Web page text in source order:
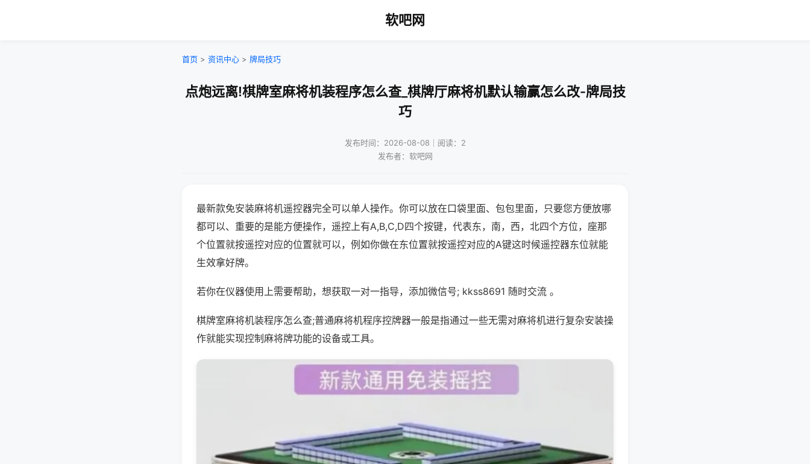
软吧网
首页 > 资讯中心 > 牌局技巧
点炮远离!棋牌室麻将机装程序怎么查_棋牌厅麻将机默认输赢怎么改-牌局技
巧
发布时间：2026-08-08｜阅读：2
发布者：软吧网
最新款免安装麻将机遥控器完全可以单人操作。你可以放在口袋里面、包包里面，只要您方便放哪
都可以、重要的是能方便操作，遥控上有A,B,C,D四个按键，代表东，南，西，北四个方位，座那
个位置就按遥控对应的位置就可以，例如你做在东位置就按遥控对应的A键这时候遥控器东位就能
生效拿好牌。
若你在仪器使用上需要帮助，想获取一对一指导，添加微信号; kkss8691 随时交流 。
棋牌室麻将机装程序怎么查;普通麻将机程序控牌器一般是指通过一些无需对麻将机进行复杂安装操
作就能实现控制麻将牌功能的设备或工具。